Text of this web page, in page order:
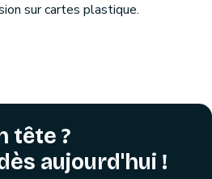
sur cartes plastique.
tête ?
aujourd'hui !